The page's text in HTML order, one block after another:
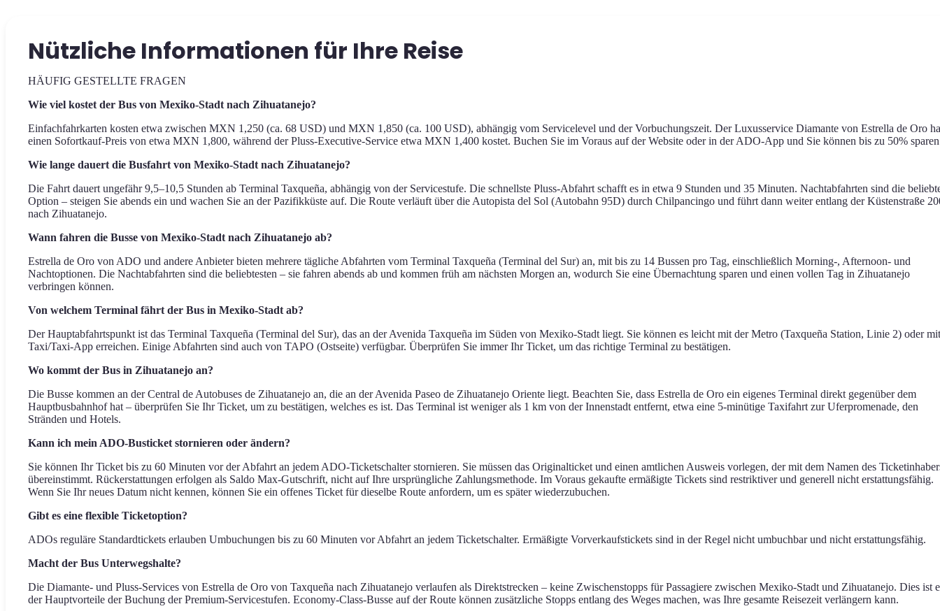
Nützliche Informationen für Ihre Reise
HÄUFIG GESTELLTE FRAGEN
Wie viel kostet der Bus von Mexiko-Stadt nach Zihuatanejo?
Einfachfahrkarten kosten etwa zwischen MXN 1,250 (ca. 68 USD) und MXN 1,850 (ca. 100 USD), abhängig vom Servicelevel und der Vorbuchungszeit. Der Luxusservice Diamante von Estrella de Oro
einen Sofortkauf-Preis von etwa MXN 1,800, während der Pluss-Executive-Service etwa MXN 1,400 kostet. Buchen Sie im Voraus auf der Website oder in der ADO-App und Sie können bis zu 50%
Wie lange dauert die Busfahrt von Mexiko-Stadt nach Zihuatanejo?
Die Fahrt dauert ungefähr 9,5–10,5 Stunden ab Terminal Taxqueña, abhängig von der Servicestufe. Die schnellste Pluss-Abfahrt schafft es in etwa 9 Stunden und 35 Minuten. Nachtabfahrten sind die
Option – steigen Sie abends ein und wachen Sie an der Pazifikküste auf. Die Route verläuft über die Autopista del Sol (Autobahn 95D) durch Chilpancingo und führt dann weiter entlang der Küstenstraße
nach Zihuatanejo.
Wann fahren die Busse von Mexiko-Stadt nach Zihuatanejo ab?
Estrella de Oro von ADO und andere Anbieter bieten mehrere tägliche Abfahrten vom Terminal Taxqueña (Terminal del Sur) an, mit bis zu 14 Bussen pro Tag, einschließlich Morning-, Afternoon- und
Nachtoptionen. Die Nachtabfahrten sind die beliebtesten – sie fahren abends ab und kommen früh am nächsten Morgen an, wodurch Sie eine Übernachtung sparen und einen vollen Tag in Zihuatanejo
verbringen können.
Von welchem Terminal fährt der Bus in Mexiko-Stadt ab?
Der Hauptabfahrtspunkt ist das Terminal Taxqueña (Terminal del Sur), das an der Avenida Taxqueña im Süden von Mexiko-Stadt liegt. Sie können es leicht mit der Metro (Taxqueña Station, Linie 2) oder mit
Taxi/Taxi-App erreichen. Einige Abfahrten sind auch von TAPO (Ostseite) verfügbar. Überprüfen Sie immer Ihr Ticket, um das richtige Terminal zu bestätigen.
Wo kommt der Bus in Zihuatanejo an?
Die Busse kommen an der Central de Autobuses de Zihuatanejo an, die an der Avenida Paseo de Zihuatanejo Oriente liegt. Beachten Sie, dass Estrella de Oro ein eigenes Terminal direkt gegenüber dem
Hauptbusbahnhof hat – überprüfen Sie Ihr Ticket, um zu bestätigen, welches es ist. Das Terminal ist weniger als 1 km von der Innenstadt entfernt, etwa eine 5-minütige Taxifahrt zur Uferpromenade, den
Stränden und Hotels.
Kann ich mein ADO-Busticket stornieren oder ändern?
Sie können Ihr Ticket bis zu 60 Minuten vor der Abfahrt an jedem ADO-Ticketschalter stornieren. Sie müssen das Originalticket und einen amtlichen Ausweis vorlegen, der mit dem Namen des
übereinstimmt. Rückerstattungen erfolgen als Saldo Max-Gutschrift, nicht auf Ihre ursprüngliche Zahlungsmethode. Im Voraus gekaufte ermäßigte Tickets sind restriktiver und generell nicht erstattungsfähig.
Wenn Sie Ihr neues Datum nicht kennen, können Sie ein offenes Ticket für dieselbe Route anfordern, um es später wiederzubuchen.
Gibt es eine flexible Ticketoption?
ADOs reguläre Standardtickets erlauben Umbuchungen bis zu 60 Minuten vor Abfahrt an jedem Ticketschalter. Ermäßigte Vorverkaufstickets sind in der Regel nicht umbuchbar und nicht erstattungsfähig.
Macht der Bus Unterwegshalte?
Die Diamante- und Pluss-Services von Estrella de Oro von Taxqueña nach Zihuatanejo verlaufen als Direktstrecken – keine Zwischenstopps für Passagiere zwischen Mexiko-Stadt und Zihuatanejo. Dies ist
der Hauptvorteile der Buchung der Premium-Servicestufen. Economy-Class-Busse auf der Route können zusätzliche Stopps entlang des Weges machen, was Ihre gesamte Reisezeit verlängern kann.